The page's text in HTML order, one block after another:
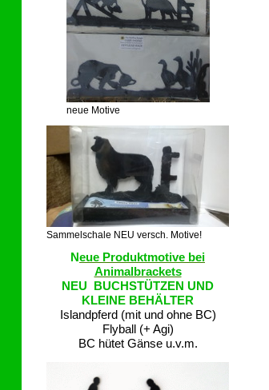
neue Motive
Sammelschale NEU versch. Motive!
Neue Produktmotive bei
Animalbrackets
NEU BUCHSTÜTZEN UND
KLEINE BEHÄLTER
Islandpferd (mit und ohne BC)
Flyball (+ Agi)
BC hütet Gänse u.v.m.